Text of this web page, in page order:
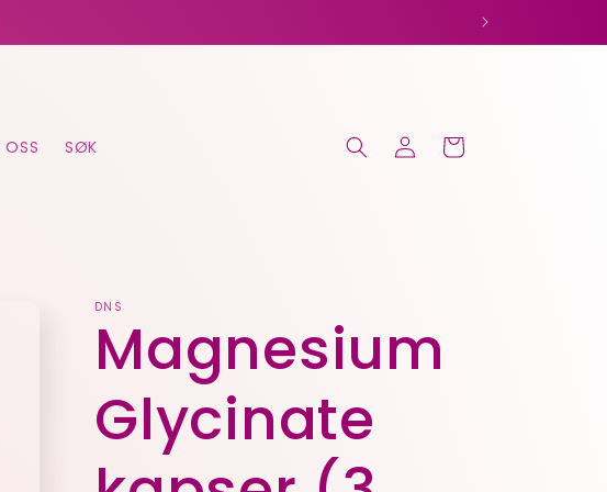
OSS SØK
Logg
inn
Handlekurv
DNS
Magnesium
Glycinate